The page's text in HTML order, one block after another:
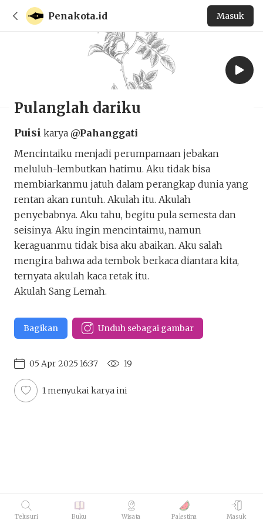
Penakota.id Masuk
Pulanglah dariku
Puisi karya @Pahanggati
Mencintaiku menjadi perumpamaan jebakan
meluluh-lembutkan hatimu. Aku tidak bisa
membiarkanmu jatuh dalam perangkap dunia yang
rentan akan runtuh. Akulah itu. Akulah
penyebabnya. Aku tahu, begitu pula semesta dan
seisinya. Aku ingin mencintaimu, namun
keraguanmu tidak bisa aku abaikan. Aku salah
mengira bahwa ada tembok berkaca diantara kita,
ternyata akulah kaca retak itu.
Akulah Sang Lemah.
Bagikan Unduh sebagai gambar
05 Apr 2025 16:37 19
1 menyukai karya ini
Keluar
Telusuri Buku Wisata Palestina Masuk